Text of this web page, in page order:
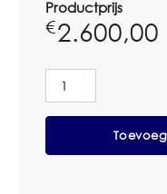
Productprijs
€2.600,00
Nilfisk
SC250
Schrobzuigmachine
batterij